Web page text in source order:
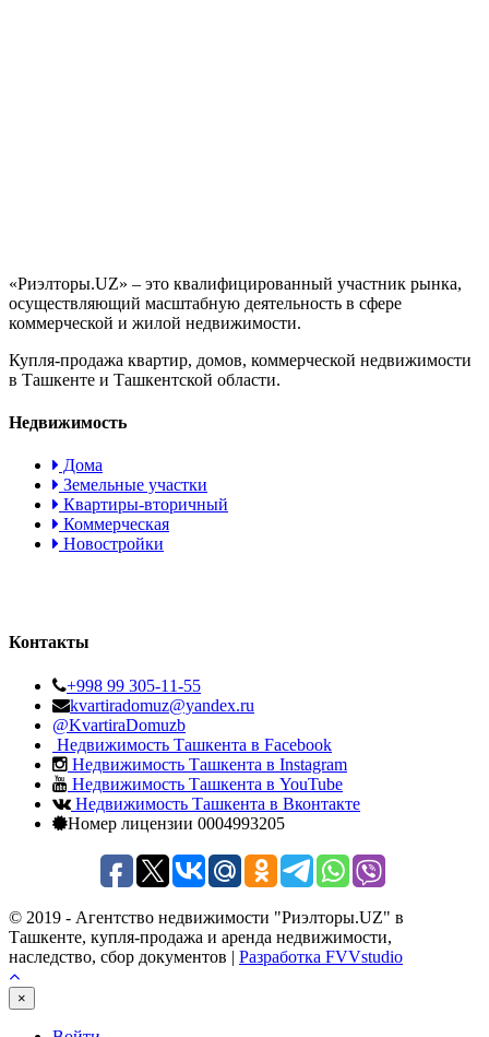
«Риэлторы.UZ» – это квалифицированный участник рынка,
осуществляющий масштабную деятельность в сфере
коммерческой и жилой недвижимости.
Купля-продажа квартир, домов, коммерческой недвижимости
в Ташкенте и Ташкентской области.
Недвижимость
Дома
Земельные участки
Квартиры-вторичный
Коммерческая
Новостройки
Контакты
+998 99 305-11-55
kvartiradomuz@yandex.ru
@KvartiraDomuzb
Недвижимость Ташкента в Facebook
Недвижимость Ташкента в Instagram
Недвижимость Ташкента в YouTube
Недвижимость Ташкента в Вконтакте
Номер лицензии 0004993205
© 2019 - Агентство недвижимости "Риэлторы.UZ" в
Ташкенте, купля-продажа и аренда недвижимости,
наследство, сбор документов | Разработка FVVstudio
×